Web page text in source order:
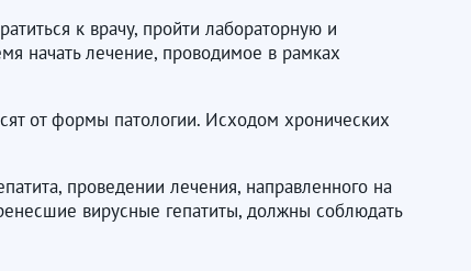
к врачу, пройти лабораторную и
начать лечение, проводимое в рамках
от формы патологии. Исходом хронических
проведении лечения, направленного на
вирусные гепатиты, должны соблюдать